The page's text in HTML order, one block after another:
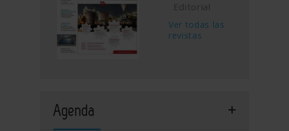
Editorial
Ver todas las
revistas
Agenda